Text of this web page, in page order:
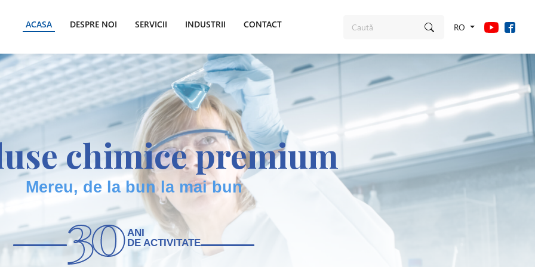
RO
ACASA DESPRE NOI SERVICII INDUSTRII CONTACT
chimice premium
Mereu, de la bun la mai bun
30ANI
DE ACTIVITATE